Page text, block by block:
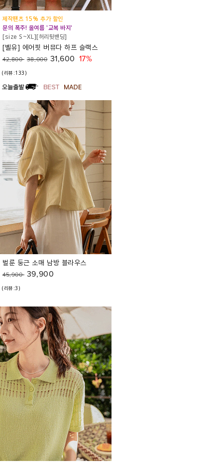
제작팬츠 15% 추가 할인
문의 폭주! 올여름 '교복 바지'
[size S~XL][허리뒷밴딩]
[벨유] 에어핏 버뮤다 하프 슬랙스
42,800 38,000 31,600 17%
(리뷰:133)
벌룬 둥근 소매 남방 블라우스
45,900 39,900
(리뷰:3)